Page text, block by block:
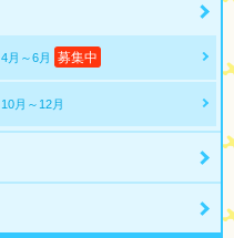
4月～6月 募集中
10月～12月